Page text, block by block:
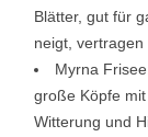
Blätter, gut für
neigt,
Myrna
große Köpfe
Witterung und